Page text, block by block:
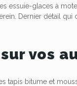
essuie-glaces à
Dernier détail qui
vos
tapis bitume et